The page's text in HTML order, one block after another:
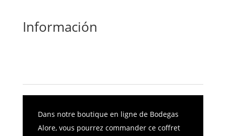
Información
Dans notre boutique en ligne de Bodegas
Alore, vous pourrez commander ce coffret